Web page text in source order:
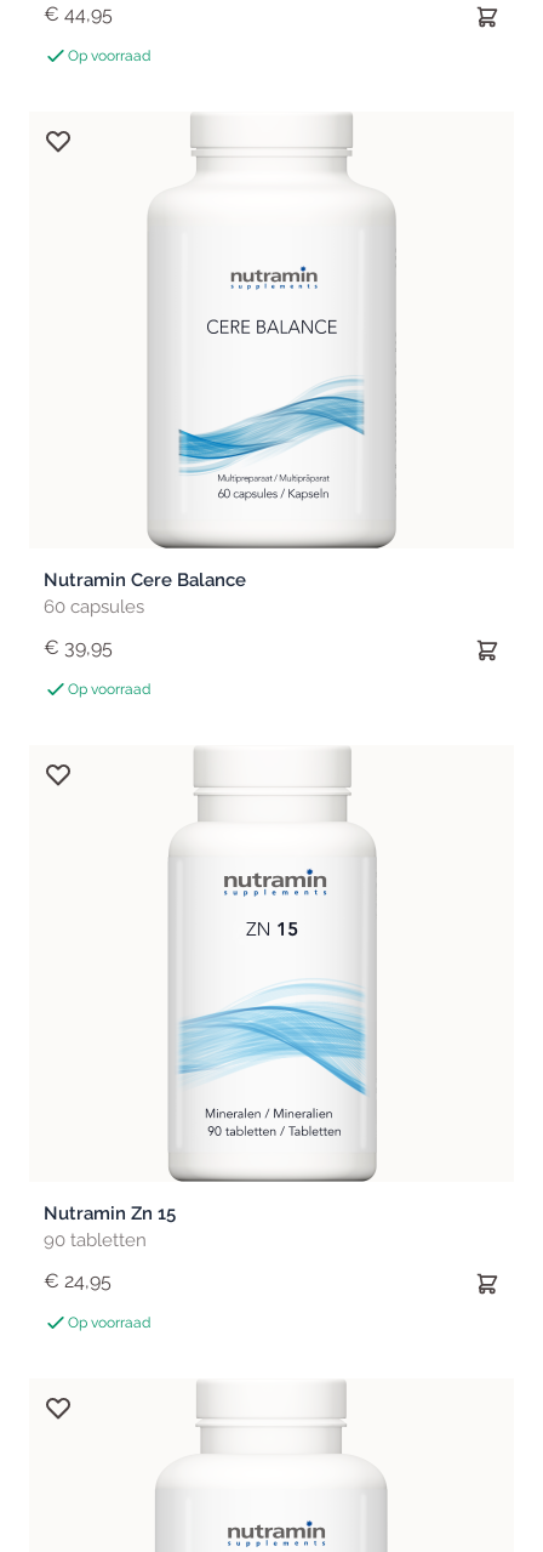
€ 44,95
Op voorraad
Nutramin Cere Balance
60 capsules
€ 39,95
Op voorraad
Nutramin Zn 15
90 tabletten
€ 24,95
Op voorraad